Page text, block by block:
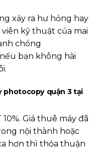
xảy ra hư hỏng hay
kỹ thuật của mai
chóng
bạn không hài
photocopy quận 3 tại
Giá thuê máy đã
nội thành hoặc
hơn thì thỏa thuận